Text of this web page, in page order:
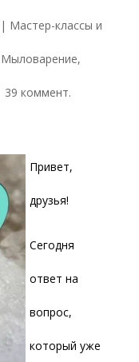
| Мастер-классы и
Мыловарение,
39 коммент.
Привет,
друзья!
Сегодня
ответ на
вопрос,
который уже